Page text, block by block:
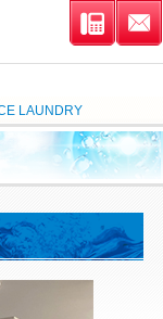
連絡先
LAUNDRY